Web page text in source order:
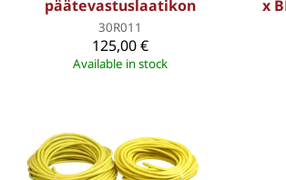
päätevastuslaatikon
30R011
125,00 €
Available in stock
x